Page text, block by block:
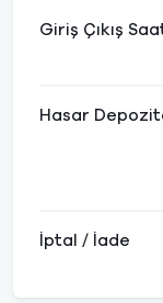
Giriş Çıkış
Hasar
İptal / İade